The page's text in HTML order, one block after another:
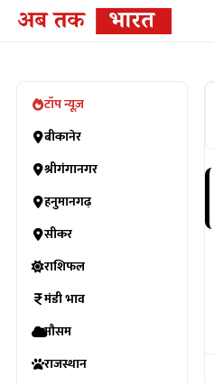
टॉप न्यूज़
बीकानेर
श्रीगंगानगर
हनुमानगढ़
सीकर
राशिफल
मंडी भाव
मौसम
राजस्थान
Bikaner News ›